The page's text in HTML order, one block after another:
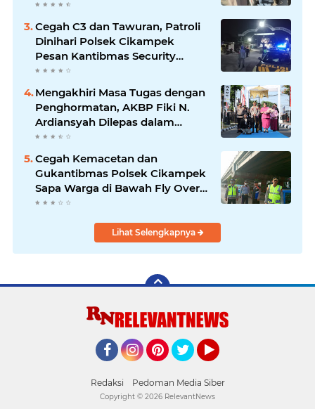
Cegah C3 dan Tawuran, Patroli
Dinihari Polsek Cikampek
Pesan Kantibmas Security
Perumahan
Mengakhiri Masa Tugas dengan
Penghormatan, AKBP Fiki N.
Ardiansyah Dilepas dalam
Upacara Farewell Parade oleh
Kapolresta Karawang Kombes
Pol Mario Prahatinto
Cegah Kemacetan dan
Gukantibmas Polsek Cikampek
Sapa Warga di Bawah Fly Over
Cikampek
Lihat Selengkapnya
Redaksi Pedoman Media Siber
Copyright © 2026 RelevantNews